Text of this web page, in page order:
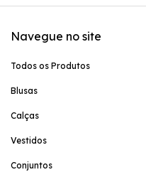
Navegue no site
Todos os Produtos
Blusas
Calças
Vestidos
Conjuntos